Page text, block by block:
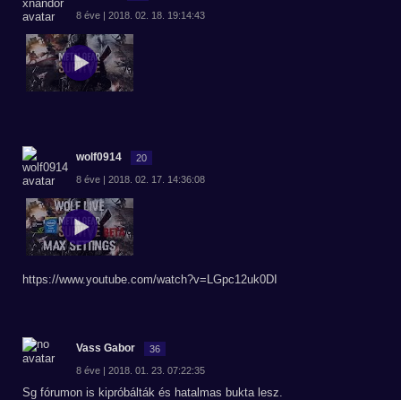
8 éve | 2018. 02. 18. 19:14:43
wolf0914 20
8 éve | 2018. 02. 17. 14:36:08
https://www.youtube.com/watch?v=LGpc12uk0DI
Vass Gabor 36
8 éve | 2018. 01. 23. 07:22:35
Sg fórumon is kipróbálták és hatalmas bukta lesz.